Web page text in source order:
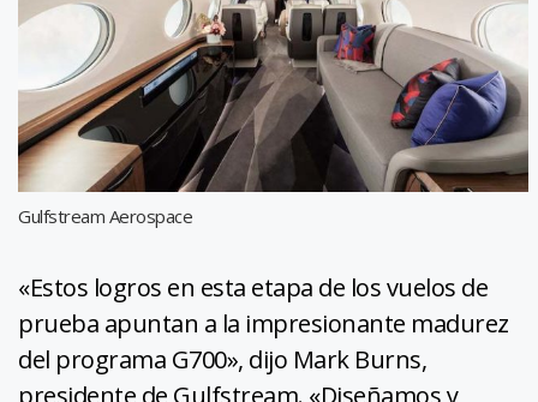
Gulfstream Aerospace
«Estos logros en esta etapa de los vuelos de
prueba apuntan a la impresionante madurez
del programa G700», dijo Mark Burns,
presidente de Gulfstream. «Diseñamos y